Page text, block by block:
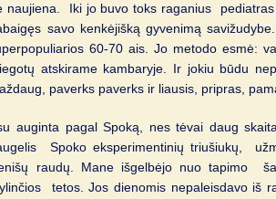
naujiena. Iki jo buvo toks raganius pediatras
savo kenkėjišką gyvenimą
60-70 ais. Jo metodo esmė:
atskirame kambaryje. Ir jokiu būdu
paverks paverks ir liausis, pripras,
auginta pagal Spoką, nes tėvai daug
Spoko eksperimentinių triušiukų,
raudų. Mane išgelbėjo nuo tapimo
tetos. Jos dienomis nepaleisdavo iš